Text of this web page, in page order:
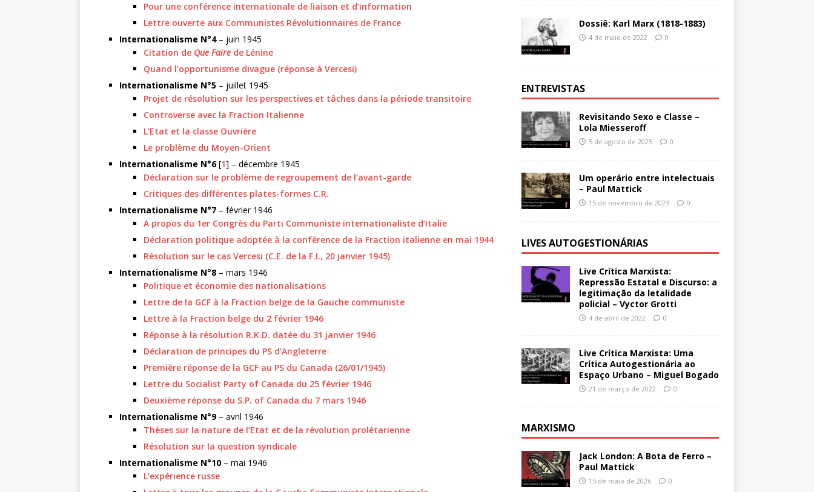
Pour une conférence internationale de liaison et d’information
Lettre ouverte aux Communistes Révolutionnaires de France
Internationalisme N°4– juin 1945
Citation de Que Faire de Lénine
Quand l’opportunisme divague (réponse à Vercesi)
Internationalisme N°5 – juillet 1945
Projet de résolution sur les perspectives et tâches dans la période transitoire
Controverse avec la Fraction Italienne
L’Etat et la classe Ouvrière
Le problème du Moyen-Orient
Internationalisme N°6[1] – décembre 1945
Déclaration sur le problème de regroupement de l’avant-garde
Critiques des différentes plates-formes C.R.
Internationalisme N°7 – février 1946
A propos du 1er Congrès du Parti Communiste internationaliste d’Italie
Déclaration politique adoptée à la conférence de la Fraction italienne en mai 1944
Résolution sur le cas Vercesi (C.E. de la F.I., 20 janvier 1945)
Internationalisme N°8 – mars 1946
Politique et économie des nationalisations
Lettre de la GCF à la Fraction belge de la Gauche communiste
Lettre à la Fraction belge du 2 février 1946
Réponse à la résolution R.K.D. datée du 31 janvier 1946
Déclaration de principes du PS d’Angleterre
Première réponse de la GCF au PS du Canada (26/01/1945)
Lettre du Socialist Party of Canada du 25 février 1946
Deuxième réponse du S.P. of Canada du 7 mars 1946
Internationalisme N°9– avril 1946
Thèses sur la nature de l’Etat et de la révolution prolétarienne
Résolution sur la question syndicale
Internationalisme N°10 – mai 1946
L’expérience russe
Dossiê: Karl Marx (1818-1883)
4 de maio de 2022 0
ENTREVISTAS
Revisitando Sexo e Classe –
Lola Miesseroff
5 de agosto de 2025 0
Um operário entre intelectuais
– Paul Mattick
15 de novembro de 2023 0
LIVES AUTOGESTIONÁRIAS
Live Crítica Marxista:
Repressão Estatal e Discurso: a
legitimação da letalidade
policial – Vyctor Grotti
4 de abril de 2022 0
Live Crítica Marxista: Uma
Crítica Autogestionária ao
Espaço Urbano – Miguel Bogado
21 de março de 2022 0
MARXISMO
Jack London: A Bota de Ferro –
Paul Mattick
15 de maio de 2026 0